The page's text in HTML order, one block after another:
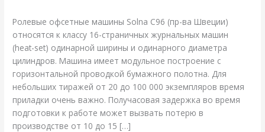
Ролевые офсетные машины Solna C96 (пр-ва Швеции)
относятся к классу 16-страничных журнальных машин
(heat-set) одинарной ширины и одинарного диаметра
цилиндров. Машина имеет модульное построение с
горизонтальной проводкой бумажного полотна. Для
небольших тиражей от 20 до 100 000 экземпляров время
приладки очень важно. Получасовая задержка во время
подготовки к работе может вызвать потерю в
производстве от 10 до 15 […]